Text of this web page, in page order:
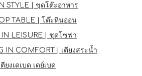
STYLE | ชุดโต๊ะอาหาร
TABLE | โต๊ะหินอ่อน
IN LEISURE | ชุดโซฟา
IN COMFORT | เตียงสระน้ำ
ยงเดเบด เดย์เบด